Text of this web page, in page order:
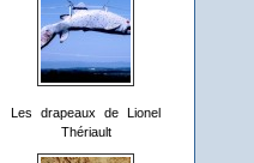
Les drapeaux de Lionel
Thériault